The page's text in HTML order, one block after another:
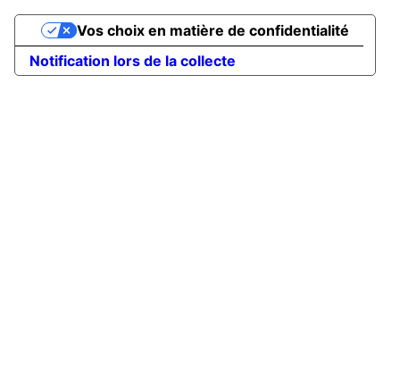
Notification lors de la collecte
Vos choix en matière de confidentialité